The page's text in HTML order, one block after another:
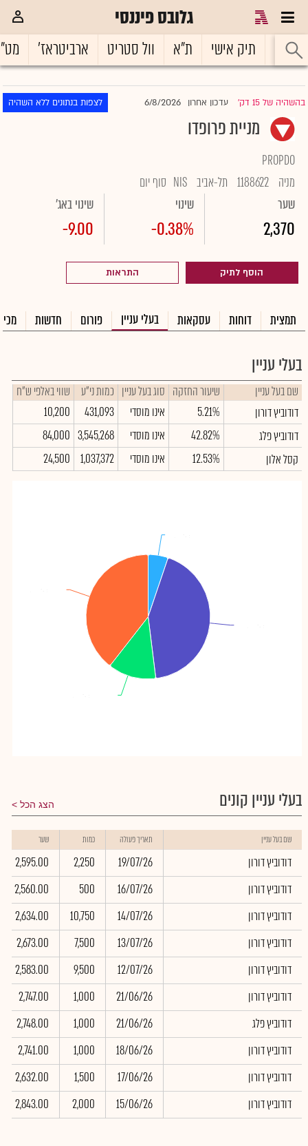
גלובס פיננסי
ראשי תיק אישי ת"א וול סטריט ארביטראז'
בהשהיה של 15 דק' |עדכון אחרון 6/8/2026 לצפות בנתונים ללא השהיה
מניית פרופדו
PROPDO
מניה 1188622 תל-אביב NIS סוף יום
שער
2,370
שינוי
-0.38%
שינוי באג'
-9.00
הוסף לתיק התראות
תמצית דוחות עסקאות בעלי עניין פורום חדשות
בעלי עניין
שם בעל עניין שיעור החזקה סוג בעל עניין כמות ני"ע
שווי באלפי ש"ח
דודוביץ דורון
5.21% אינו מוסדי 431,093
10,200
דודוביץ פלג
42.82% אינו מוסדי 3,545,268
84,000
קסל אלון
12.53% אינו מוסדי 1,037,372
24,500
בעלי עניין קונים הצג הכל
שם בעל עניין תאריך פעולה כמות שער
דודוביץ דורון 19/07/26
2,250
2,595.00
דודוביץ דורון
16/07/26
500
2,560.00
דודוביץ דורון
14/07/26
10,750
2,634.00
דודוביץ דורון
13/07/26
7,500
2,673.00
דודוביץ דורון
12/07/26
9,500
2,583.00
דודוביץ דורון
21/06/26
1,000
2,747.00
דודוביץ פלג
21/06/26
1,000
2,748.00
דודוביץ דורון
18/06/26
1,000
2,741.00
דודוביץ דורון
17/06/26
1,500
2,632.00
דודוביץ דורון
15/06/26
2,000
2,843.00